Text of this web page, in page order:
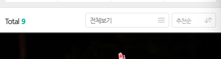
Total 9